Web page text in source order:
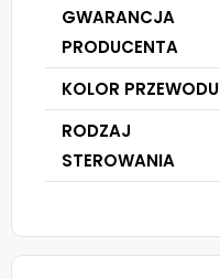
GWARANCJA
PRODUCENTA
KOLOR PRZEWODU
RODZAJ
STEROWANIA